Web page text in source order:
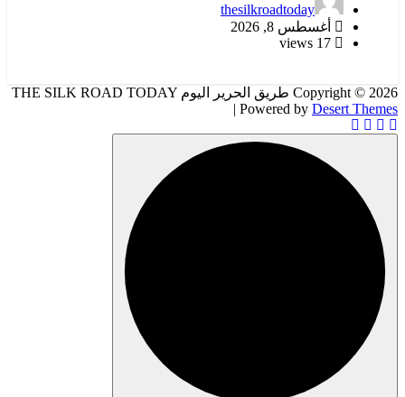
thesilkroadtoday
أغسطس 8, 2026
Copyright © 2026 طريق الحرير اليوم THE SILK ROAD TODAY
| Powered by Desert Themes